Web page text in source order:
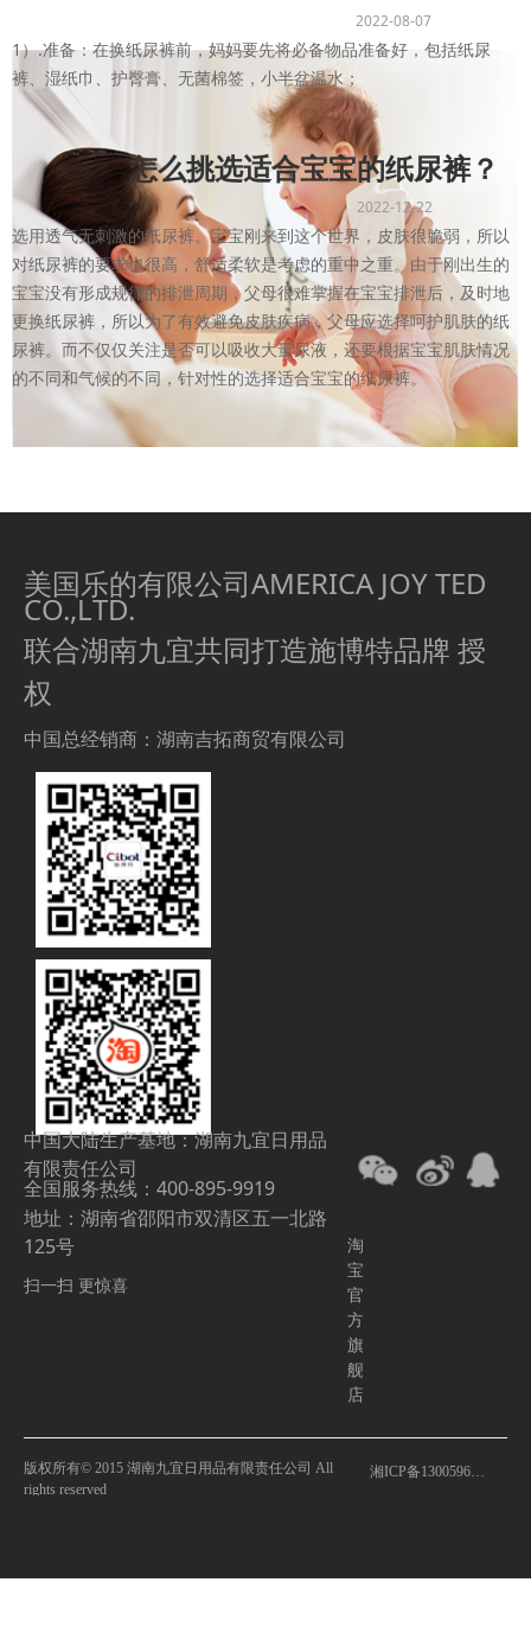
美国乐的有限公司AMERICA JOY TED
CO.,LTD.
联合湖南九宜共同打造施博特品牌 授
权
中国大陆生产基地：湖南九宜日用品
有限责任公司
版权所有© 2015 湖南九宜日用品有限责任公司 All
rights reserved
地址：湖南省邵阳市双清区五一北路
125号
中国总经销商：湖南吉拓商贸有限公司
全国服务热线：400-895-9919
淘
宝
官
方
旗
舰
店
扫一扫 更惊喜
湘ICP备13005969号-2
怎么挑选适合宝宝的纸尿裤？
选用透气无刺激的纸尿裤。宝宝刚来到这个世界，皮肤很脆弱，所以
对纸尿裤的要求也很高，舒适柔软是考虑的重中之重。由于刚出生的
宝宝没有形成规律的排泄周期，父母很难掌握在宝宝排泄后，及时地
更换纸尿裤，所以为了有效避免皮肤疾病，父母应选择呵护肌肤的纸
尿裤。而不仅仅关注是否可以吸收大量尿液，还要根据宝宝肌肤情况
的不同和气候的不同，针对性的选择适合宝宝的纸尿裤。
2022-12-22
2022-08-07
1）.准备：在换纸尿裤前，妈妈要先将必备物品准备好，包括纸尿
裤、湿纸巾、护臀膏、无菌棉签，小半盆温水；